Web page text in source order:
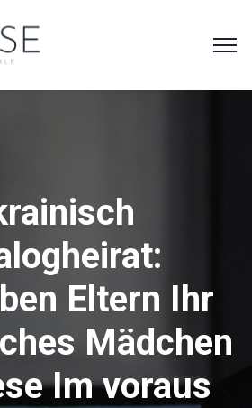
Eltern Ihr
Mädchen
Im voraus